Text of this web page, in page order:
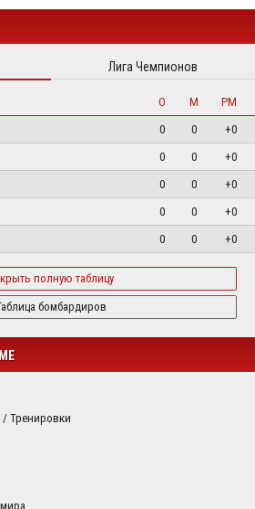
Лига Чемпионов
О М
РМ
0 0
+0
0 0
+0
0 0
+0
0 0
+0
0 0 +0
полную таблицу
бомбардиров
/ Тренировки